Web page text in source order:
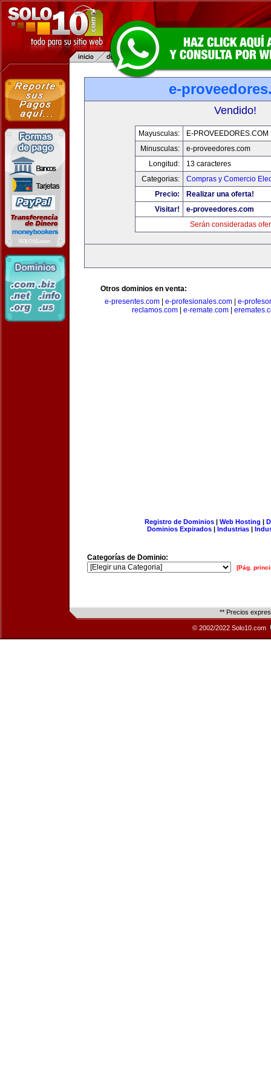
e-
Vendido!
Mayusculas:
E-PROVEEDORES.COM
Minusculas:
e-proveedores.com
Longitud:
13 caracteres
Categorias:
Compras y Comercio
Precio:
Realizar una oferta!
Visitar!
e-proveedores.com
Serán consideradas
Otros dominios en venta:
e-presentes.com
e-profesionales.com
e-
reclamos.com
e-remate.com
Registro de Dominios| Web Hosting |
Dominios Expirados | Industrias |
Categorías de Dominio:
[Pág.
** Precios
© 2002/2022 Solo10.com